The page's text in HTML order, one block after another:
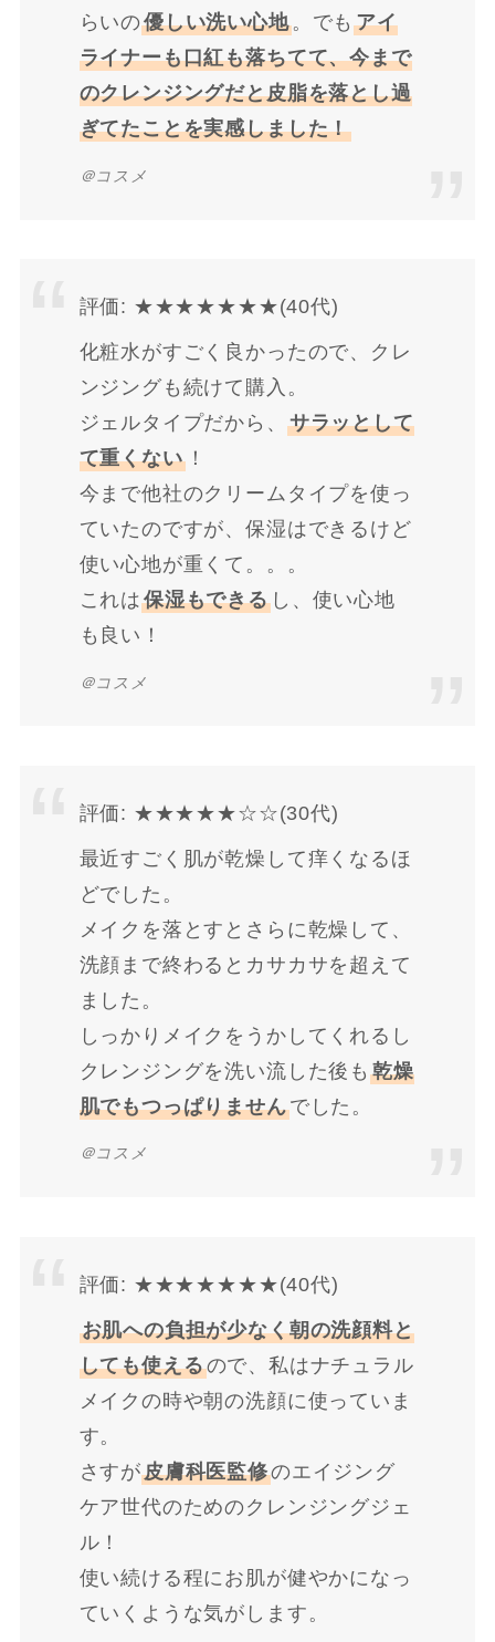
らいの優しい洗い心地。でもアイ
ライナーも口紅も落ちてて、今まで
のクレンジングだと皮脂を落とし過
ぎてたことを実感しました！
＠コスメ
評価: ★★★★★★★(40代)
化粧水がすごく良かったので、クレ
ンジングも続けて購入。
ジェルタイプだから、 サラッとして
て重くない！
今まで他社のクリームタイプを使っ
ていたのですが、保湿はできるけど
使い心地が重くて。。。
これは保湿もできるし、使い心地
も良い！
＠コスメ
評価: ★★★★★☆☆(30代)
最近すごく肌が乾燥して痒くなるほ
どでした。
メイクを落とすとさらに乾燥して、
洗顔まで終わるとカサカサを超えて
ました。
しっかりメイクをうかしてくれるし
クレンジングを洗い流した後も 乾燥
肌でもつっぱりませんでした。
＠コスメ
評価: ★★★★★★★(40代)
お肌への負担が少なく朝の洗顔料と
しても使えるので、私はナチュラル
メイクの時や朝の洗顔に使っていま
す。
さすが皮膚科医監修のエイジング
ケア世代のためのクレンジングジェ
ル！
使い続ける程にお肌が健やかになっ
ていくような気がします。